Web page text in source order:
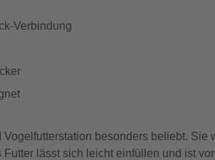
Verbindung
besonders beliebt. Sie
lässt sich leicht einfüllen und ist